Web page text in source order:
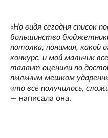
«Но видя сегодня список
большинство
потолка, понимая, какой
конкурс, и мой мальчик
талант оценили по
пыльным мешком
что все получилось,
— написала она.